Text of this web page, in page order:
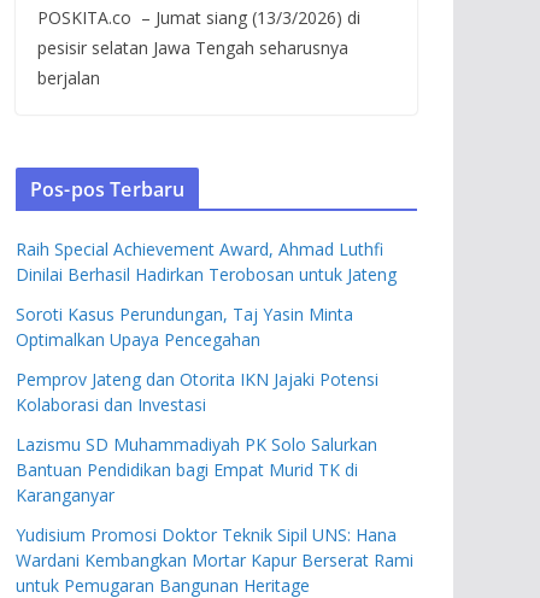
POSKITA.co – Jumat siang (13/3/2026) di
pesisir selatan Jawa Tengah seharusnya
berjalan
Pos-pos Terbaru
Raih Special Achievement Award, Ahmad Luthfi
Dinilai Berhasil Hadirkan Terobosan untuk Jateng
Soroti Kasus Perundungan, Taj Yasin Minta
Optimalkan Upaya Pencegahan
Pemprov Jateng dan Otorita IKN Jajaki Potensi
Kolaborasi dan Investasi
Lazismu SD Muhammadiyah PK Solo Salurkan
Bantuan Pendidikan bagi Empat Murid TK di
Karanganyar
Yudisium Promosi Doktor Teknik Sipil UNS: Hana
Wardani Kembangkan Mortar Kapur Berserat Rami
untuk Pemugaran Bangunan Heritage